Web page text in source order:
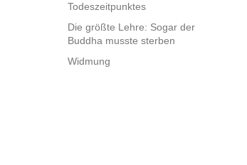
Todeszeitpunktes
Die größte Lehre: Sogar der
Buddha musste sterben
Widmung